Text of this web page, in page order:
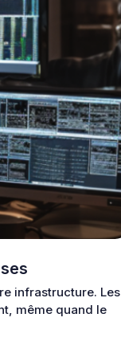
infrastructure. Les
même quand le